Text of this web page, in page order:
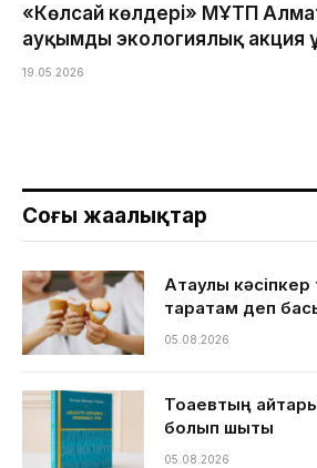
«Көлсай көлдері» МҰТП
ауқымды экологиялық
19.05.2026
Соңғы жаңалықтар
Ақтаулық
таратам деп
05.08.2026
Тоқаевтың
болып шықты
05.08.2026